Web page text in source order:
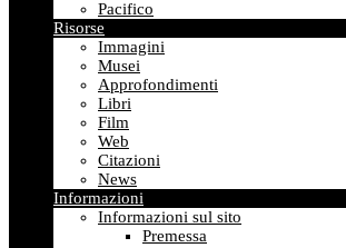
Pacifico
Risorse
Immagini
Musei
Approfondimenti
Libri
Film
Web
Citazioni
News
Informazioni
Informazioni sul sito
Premessa